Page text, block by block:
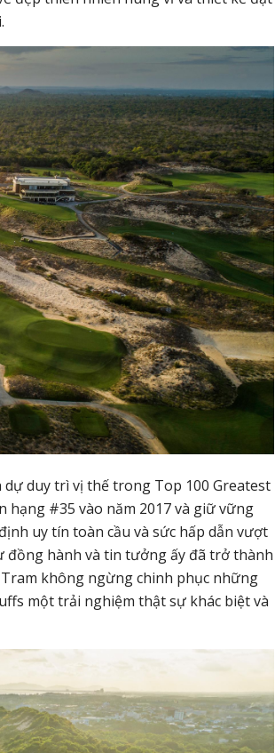
duy trì vị thế trong Top 100 Greatest
hạng #35 vào năm 2017 và giữ vững
uy tín toàn cầu và sức hấp dẫn vượt
đồng hành và tin tưởng ấy đã trở thành
không ngừng chinh phục những
một trải nghiệm thật sự khác biệt và